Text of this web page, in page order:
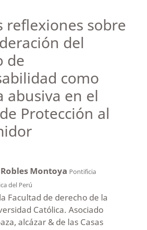
reflexiones sobre
del
de
como
abusiva en el
Protección al
Montoya Pontificia
del Perú
Facultad de derecho de la
Católica. Asociado
alcázar & de las Casas